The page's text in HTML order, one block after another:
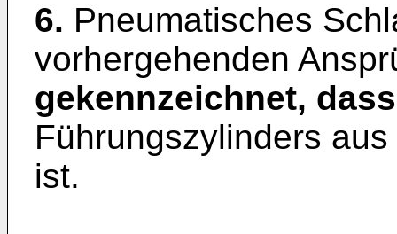
6. Pneumatisches
vorhergehenden
gekennzeichnet, dass
Führungszylinders
ist.